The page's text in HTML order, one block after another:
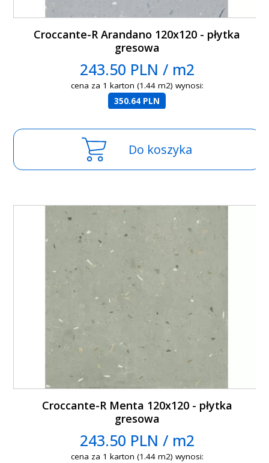
Croccante-R Arandano 120x120 - płytka
gresowa
243.50 PLN / m2
cena za 1 karton (1.44 m2) wynosi:
350.64 PLN
Do koszyka
Croccante-R Menta 120x120 - płytka
gresowa
243.50 PLN / m2
cena za 1 karton (1.44 m2) wynosi: